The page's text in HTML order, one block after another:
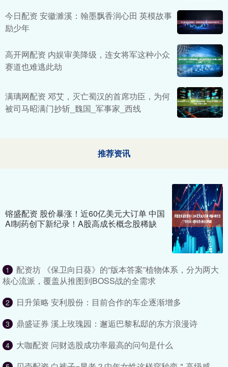
今日配资 安徽濉溪：翰墨飘香润心田 英模故事
励少年
高开网配资 内娱审美降级，连女将军这种小众
赛道也难逃此劫
满璃网配资 邓艾，灭亡蜀汉的首席功臣，为何
被司马昭满门抄斩_魏国_军事家_西线
推荐资讯
镕盛配资 股价暴涨！近60亿美元大订单 中国
AI制药创下新纪录！A股高成长概念股稀缺
1
配资坊 《保卫向日葵》的“版本答案”植物体系，分为两大
核心流派，覆盖从推图到BOSS战的全需求
2 日升策略 安利股份：目前合作的车企逐渐增多
3 鼎盛证券 溪上玫瑰园：邂逅巴黎私邸的东方浪漫诗
4 大咖配资 问财选股成功率最高的问句是什么